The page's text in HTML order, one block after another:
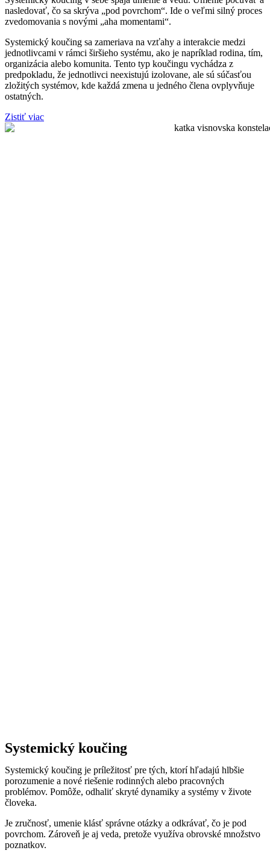
nasledovať, čo sa skrýva „pod povrchom“. Ide o veľmi silný proces
zvedomovania s novými „aha momentami“.
Systemický koučing sa zameriava na vzťahy a interakcie medzi
jednotlivcami v rámci širšieho systému, ako je napríklad rodina, tím,
organizácia alebo komunita. Tento typ koučingu vychádza z
predpokladu, že jednotlivci neexistujú izolovane, ale sú súčasťou
zložitých systémov, kde každá zmena u jedného člena ovplyvňuje
ostatných.
Zistiť viac
Systemický koučing
Systemický koučing je príležitosť pre tých, ktorí hľadajú hlbšie
porozumenie a nové riešenie rodinných alebo pracovných
problémov. Pomôže, odhaliť skryté dynamiky a systémy v živote
človeka.
Je zručnosť, umenie klásť správne otázky a odkrávať, čo je pod
povrchom. Zároveň je aj veda, pretože využíva obrovské množstvo
poznatkov.